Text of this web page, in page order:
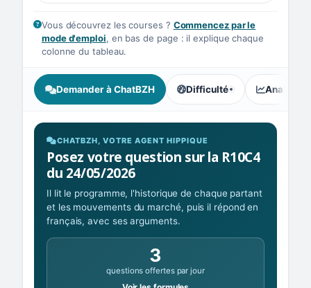
Vous découvrez les courses ? Commencez par le
mode d'emploi, en bas de page : il explique chaque
colonne du tableau.
Demander à ChatBZH Difficulté
, tendance des parieurs :
Analyse
CHATBZH, VOTRE AGENT HIPPIQUE
Posez votre question sur la R10C4
du 24/05/2026
Il lit le programme, l'historique de chaque partant
et les mouvements du marché, puis il répond en
français, avec ses arguments.
3
questions offertes par jour